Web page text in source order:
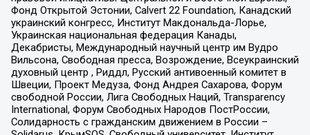
Фонд Открытой Эстонии, Calvert 22 Foundation, Канадский
украинский конгресс, Институт Макдональда-Лорье,
Украинская национальная федерация Канады,
Декабристы, Международный научный центр им Вудро
Вильсона, Свободная пресса, Возрождение, Всеукраинский
духовный центр , Риддл, Русский антивоенный комитет в
Швеции, Проект Медуза, Фонд Андрея Сахарова, Форум
свободной России, Лига Свободных Наций, Transparеncy
International, Форум Свободных Народов ПостРоссии,
Солидарность с гражданским движением в России –